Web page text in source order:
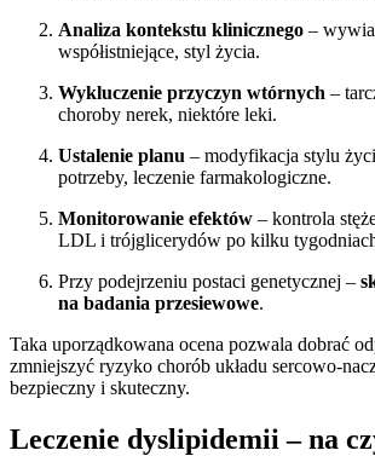
Analiza kontekstu klinicznego –
współistniejące, styl życia.
Wykluczenie przyczyn wtórnych –
choroby nerek, niektóre leki.
Ustalenie planu – modyfikacja stylu
potrzeby, leczenie farmakologiczne.
Monitorowanie efektów – kontrola
LDL i trójglicerydów po kilku
Przy podejrzeniu postaci genetycznej –
na badania przesiewowe.
Taka uporządkowana ocena pozwala dobrać
zmniejszyć ryzyko chorób układu sercowo-
bezpieczny i skuteczny.
Leczenie dyslipidemii – na